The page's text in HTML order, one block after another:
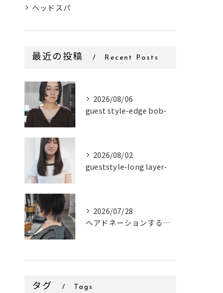
ヘッドスパ
最近の投稿 Recent Posts
2026/08/06
guest style-edge bob-
2026/08/02
gueststyle-long layer-
2026/07/28
ヘアドネーションするお客様✂
タグ Tags